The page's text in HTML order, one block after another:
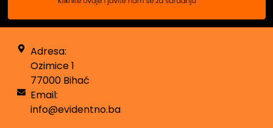
Adresa:
Ozimice 1
77000 Bihać
Email:
info@evidentno.ba